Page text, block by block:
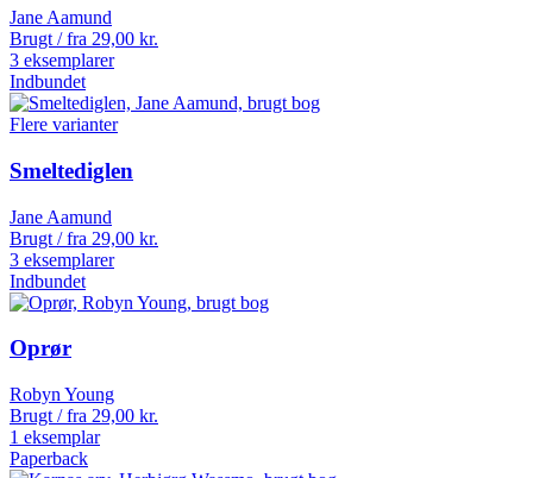
Jane Aamund
Brugt / fra 29,00 kr.
3 eksemplarer
Indbundet
Flere varianter
Smeltediglen
Jane Aamund
Brugt / fra 29,00 kr.
3 eksemplarer
Indbundet
Oprør
Robyn Young
Brugt / fra 29,00 kr.
1 eksemplar
Paperback